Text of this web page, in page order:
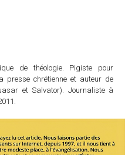
de théologie. Pigiste pour
presse chrétienne et auteur de
et Salvator). Journaliste à